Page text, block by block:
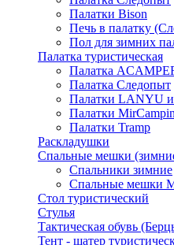
Палатки Bison
Печь в палатку
Пол для зимних
Палатка туристическая
Палатка
Палатка Следопыт
Палатки LANYU
Палатки
Палатки Tramp
Раскладушки
Спальные мешки
Спальники зимние
Спальные мешки
Стол туристический
Стулья
Тактическая обувь
Тент - шатер